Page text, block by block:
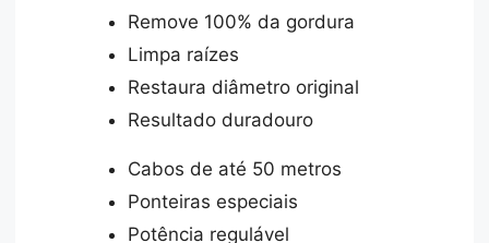
Remove 100% da gordura
Limpa raízes
Restaura diâmetro original
Resultado duradouro
Cabos de até 50 metros
Ponteiras especiais
Potência regulável